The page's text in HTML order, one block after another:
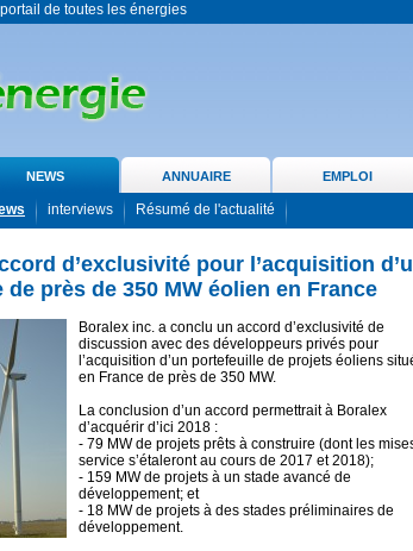
de toutes les énergies
NEWS ANNUAIRE EMPLOI
interviews Résumé de l'actualité
d’exclusivité pour l’acquisition
près de 350 MW éolien en France
Boralex inc. a conclu un accord d’exclusivité de
discussion avec des développeurs privés pour
l’acquisition d’un portefeuille de projets éoliens
en France de près de 350 MW.
La conclusion d’un accord permettrait à Boralex
d’acquérir d’ici 2018 :
- 79 MW de projets prêts à construire (dont les
service s’étaleront au cours de 2017 et 2018);
- 159 MW de projets à un stade avancé de
développement; et
- 18 MW de projets à des stades préliminaires de
développement.